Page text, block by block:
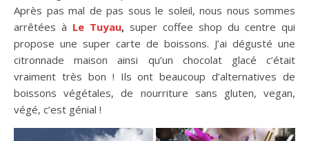
Après pas mal de pas sous le soleil, nous nous sommes
arrêtées à Le Tuyau, super coffee shop du centre qui
propose une super carte de boissons. J’ai dégusté une
citronnade maison ainsi qu’un chocolat glacé c’était
vraiment très bon ! Ils ont beaucoup d’alternatives de
boissons végétales, de nourriture sans gluten, vegan,
végé, c’est génial !